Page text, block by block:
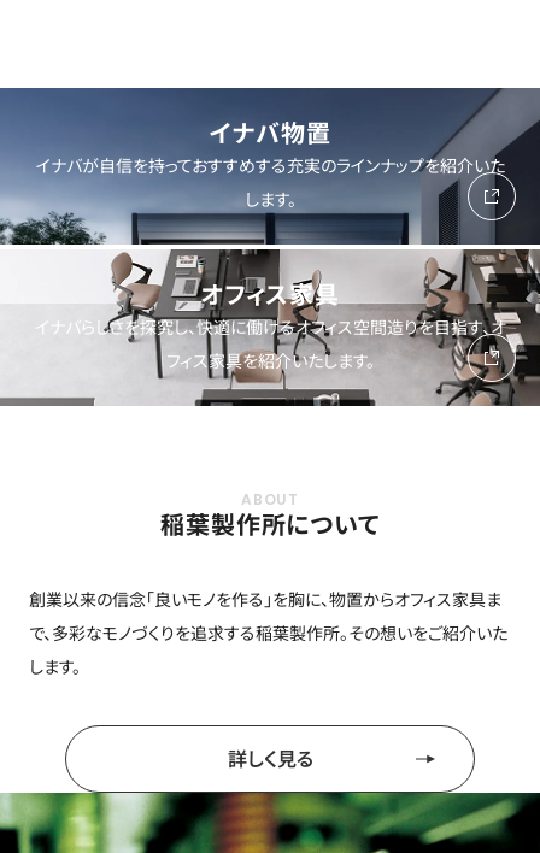
イナバ物置
イナバが自信を持っておすすめする充実のラインナップを紹介いた
します。
オフィス家具
イナバらしさを探究し、快適に働けるオフィス空間造りを目指す、オ
フィス家具を紹介いたします。
稲葉製作所について
創業以来の信念「良いモノを作る」を胸に、物置からオフィス家具ま
で、多彩なモノづくりを追求する稲葉製作所。その想いをご紹介いた
します。
詳しく見る